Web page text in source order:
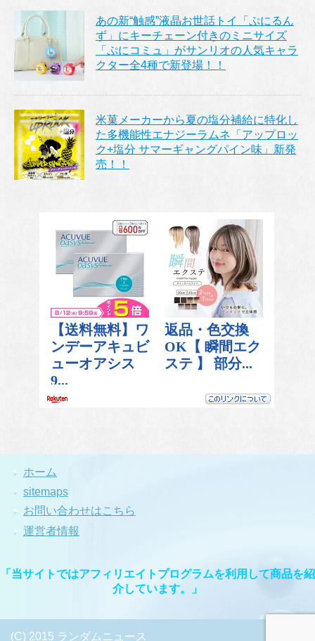
あの新“触感”液晶お世話トイ「ぷにるん
ず」にキーチェーン付きのミニサイズ
「ぷにコミュ」がサンリオの人気キャラ
クター全4種で新登場！！
米菓メーカーから夏の塩分補給に特化し
た多機能性エナジーラムネ「アップロッ
ク+塩分 サマーギャングパイン味」新発
売！！
ホーム
sitemaps
お問い合わせはこちら
運営者情報
「当サイトではアフィリエイトプログラムを利用して商品を紹
介しています。」
(C) 2015 ランダムニュース